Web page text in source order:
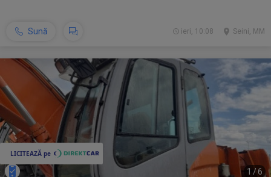
Sună Seini, MM
ieri, 10:08
1 /6